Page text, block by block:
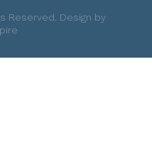
Reserved. Design by